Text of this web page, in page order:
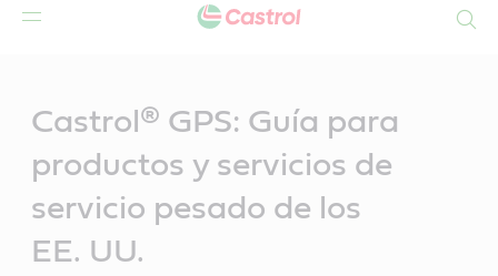
Castrol® GPS: Guía para
productos y servicios de
servicio pesado de los
EE. UU.